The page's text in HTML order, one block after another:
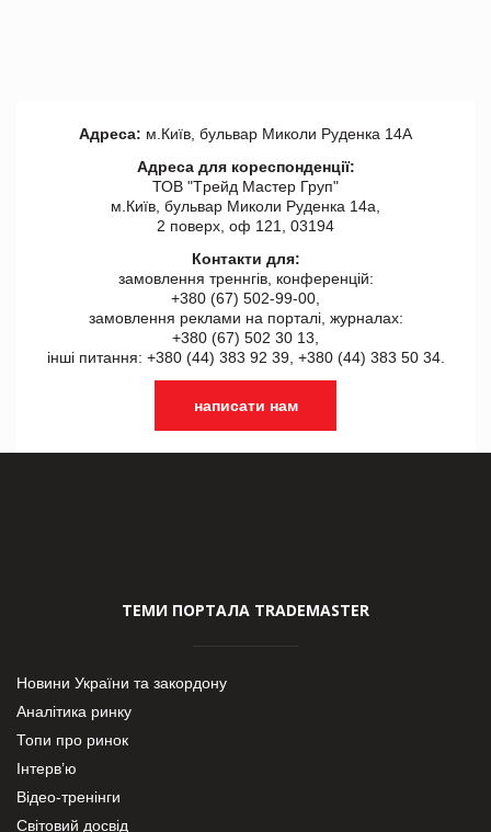
Адреса: м.Київ, бульвар Миколи Руденка 14А
Адреса для кореспонденції:
ТОВ "Tрейд Мастер Груп"
м.Київ, бульвар Миколи Руденка 14а,
2 поверх, оф 121, 03194
Контакти для:
замовлення треннгів, конференцій:
+380 (67) 502-99-00,
замовлення реклами на порталі, журналах:
+380 (67) 502 30 13,
інші питання: +380 (44) 383 92 39, +380 (44) 383 50 34.
написати нам
ТЕМИ ПОРТАЛА TRADEMASTER
Новини України та закордону
Аналітика ринку
Топи про ринок
Інтерв’ю
Відео-тренінги
Світовий досвід